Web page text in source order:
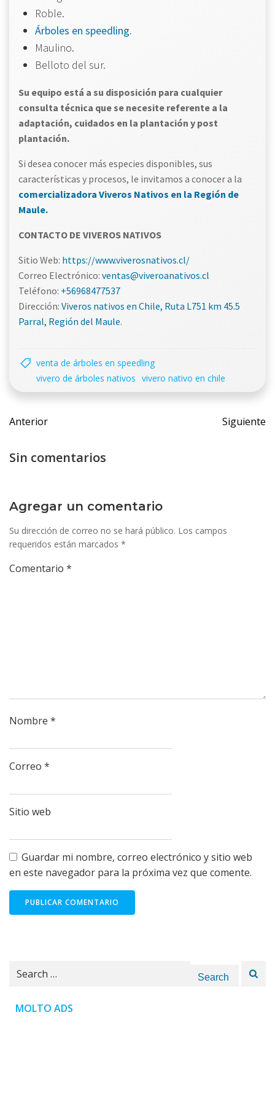
Roble.
Árboles en speedling.
Maulino.
Belloto del sur.
Su equipo está a su disposición para cualquier
consulta técnica que se necesite referente a la
adaptación, cuidados en la plantación y post
plantación.
Si desea conocer más especies disponibles, sus
características y procesos, le invitamos a conocer a la
comercializadora Viveros Nativos en la Región de
Maule.
CONTACTO DE VIVEROS NATIVOS
Sitio Web: https://www.viverosnativos.cl/
Correo Electrónico: ventas@viveroanativos.cl
Teléfono: +56968477537
Dirección: Viveros nativos en Chile, Ruta L751 km 45.5
Parral, Región del Maule.
venta de árboles en speedling
vivero de árboles nativos vivero nativo en chile
Navegación
de
entradas
Anterior
de
Siguiente
Sin comentarios
Agregar un comentario
Su dirección de correo no se hará público. Los campos
requeridos están marcados *
Comentario *
Nombre *
Correo *
Sitio web
Guardar mi nombre, correo electrónico y sitio web
en este navegador para la próxima vez que comente.
Search
MOLTO ADS